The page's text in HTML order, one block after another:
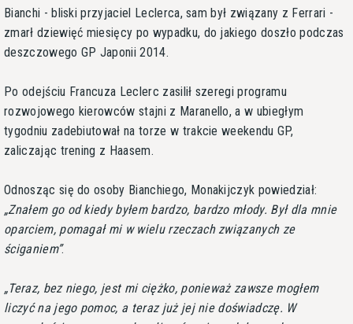
Bianchi - bliski przyjaciel Leclerca, sam był związany z Ferrari -
zmarł dziewięć miesięcy po wypadku, do jakiego doszło podczas
deszczowego GP Japonii 2014.
Po odejściu Francuza Leclerc zasilił szeregi programu
rozwojowego kierowców stajni z Maranello, a w ubiegłym
tygodniu zadebiutował na torze w trakcie weekendu GP,
zaliczając trening z Haasem.
Odnosząc się do osoby Bianchiego, Monakijczyk powiedział:
Znałem go od kiedy byłem bardzo, bardzo młody. Był dla mnie
oparciem, pomagał mi w wielu rzeczach związanych ze
ściganiem .
Teraz, bez niego, jest mi ciężko, ponieważ zawsze mogłem
liczyć na jego pomoc, a teraz już jej nie doświadczę. W